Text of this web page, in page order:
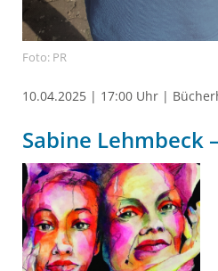
Foto: PR
10.04.2025 | 17:00 Uhr |
Sabine Lehmbeck